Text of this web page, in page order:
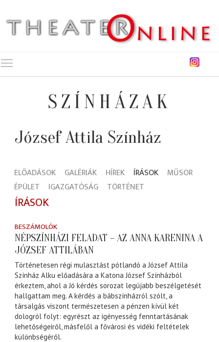
SZÍNHÁZAK
József Attila Színház
ELŐADÁSOK GALÉRIÁK HÍREK ÍRÁSOK
MŰSOR
ÉPÜLET
IGAZGATÓSÁG TÖRTÉNET
ÍRÁSOK
BESZÁMOLÓK
NÉPSZÍNHÁZI FELADAT – AZ ANNA KARENINA A
JÓZSEF ATTILÁBAN
Történetesen régi mulasztást pótlandó a József Attila
Színház Alku előadására a Katona József Színházból
érkeztem, ahol a Jó kérdés sorozat legújabb beszélgetését
hallgattam meg. A kérdés a bábszínházról szólt, a
társalgás viszont természetesen a pénzen kívül két
dologról folyt: egyrészt az igényesség fenntartásának
lehetőségeiről, másfelől a fővárosi és vidéki feltételek
különbségéről.